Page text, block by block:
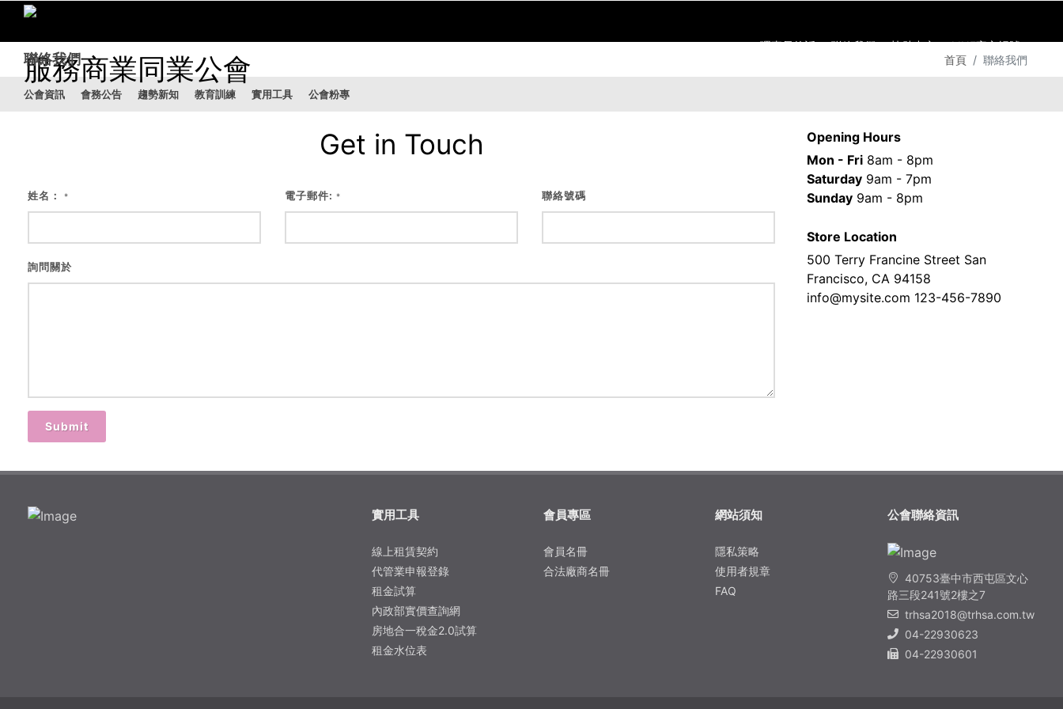
理事長的話 聯絡我們 協助中心 ​LINE官方帳號
聯絡我們 首頁 聯絡我們
公會資訊 會務公告 趨勢新知 教育訓練 實用工具 公會粉專
Get in Touch
姓名：* 電子郵件:* 聯絡號碼
詢問關於
Submit
Opening Hours
Mon - Fri 8am - 8pm
Saturday 9am - 7pm
Sunday 9am - 8pm
Store Location
500 Terry Francine Street San
Francisco, CA 94158
info@mysite.com 123-456-7890
實用工具
線上租賃契約
代管業申報登錄
租金試算
內政部實價查詢網
房地合一稅金2.0試算
租金水位表
會員專區
會員名冊
合法廠商名冊
網站須知
隱私​策略
使用者規章
FAQ
公會聯絡資訊
40753臺中市西屯區文心
路三段241號2樓之7
trhsa2018@trhsa.com.tw
04-22930623
04-22930601